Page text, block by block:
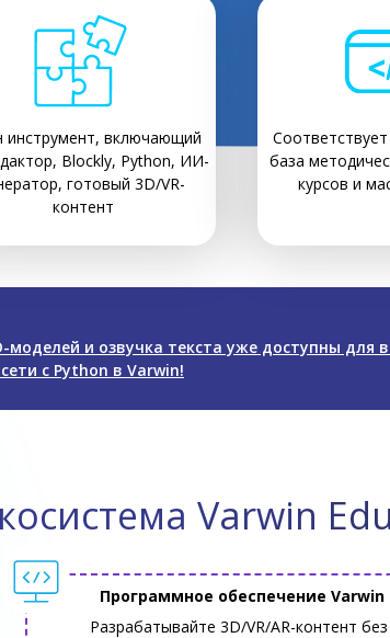
инструмент, включающий
Blockly, Python, ИИ-
готовый 3D/VR-
контент
база
курсов и
моделей и озвучка текста уже доступны для
с Python в Varwin!
Varwin
Разрабатывайте 3D/VR/AR-контент без
Программное обеспечение Varwin